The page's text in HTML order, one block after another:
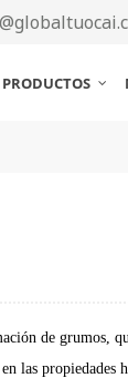
PRODUCTOS
de grumos,
las propiedades